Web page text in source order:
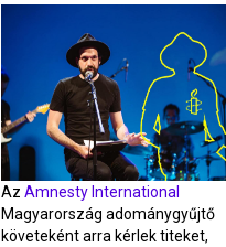
Az Amnesty International
Magyarország adománygyűjtő
követeként arra kérlek titeket,